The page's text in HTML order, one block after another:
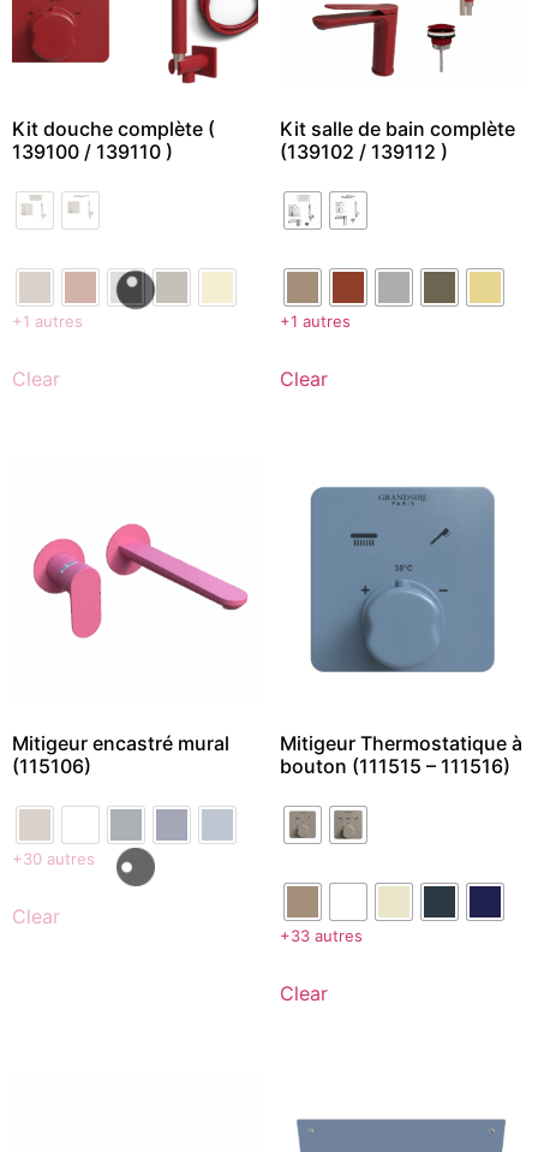
Kit douche complète (
139100 / 139110 )
+1 autres
Clear
Kit salle de bain complète
(139102 / 139112 )
+1 autres
Clear
Mitigeur encastré mural
(115106)
+30 autres
Clear
Mitigeur Thermostatique à
bouton (111515 – 111516)
+33 autres
Clear